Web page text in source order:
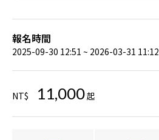
報名時間
2025-09-30 12:51 ~ 2026-03-31 11:12
NT$ 11,000起